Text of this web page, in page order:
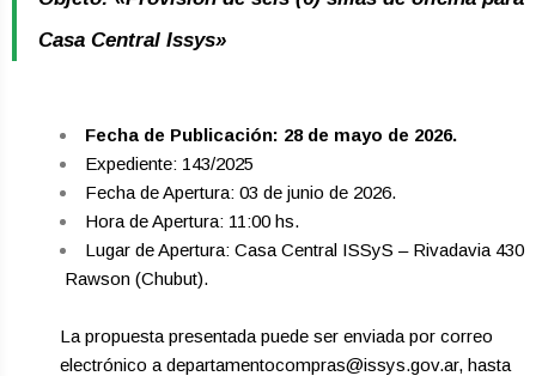
Casa Central Issys»
Fecha de Publicación: 28 de mayo de 2026.
Expediente: 143/2025
Fecha de Apertura: 03 de junio de 2026.
Hora de Apertura: 11:00 hs.
Lugar de Apertura: Casa Central ISSyS – Rivadavia 430
­ Rawson (Chubut).
La propuesta presentada puede ser enviada por correo
electrónico a departamentocompras@issys.gov.ar, hasta